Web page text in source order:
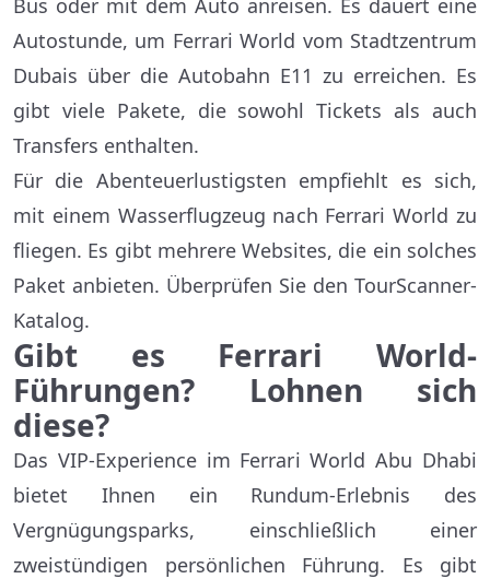
Bus oder mit dem Auto anreisen. Es dauert eine
Autostunde, um Ferrari World vom Stadtzentrum
Dubais über die Autobahn E11 zu erreichen. Es
gibt viele Pakete, die sowohl Tickets als auch
Transfers enthalten.
Für die Abenteuerlustigsten empfiehlt es sich,
mit einem Wasserflugzeug nach Ferrari World zu
fliegen. Es gibt mehrere Websites, die ein solches
Paket anbieten. Überprüfen Sie den TourScanner-
Katalog.
Gibt es Ferrari World-
Führungen? Lohnen sich
diese?
Das VIP-Experience im Ferrari World Abu Dhabi
bietet Ihnen ein Rundum-Erlebnis des
Vergnügungsparks, einschließlich einer
zweistündigen persönlichen Führung. Es gibt